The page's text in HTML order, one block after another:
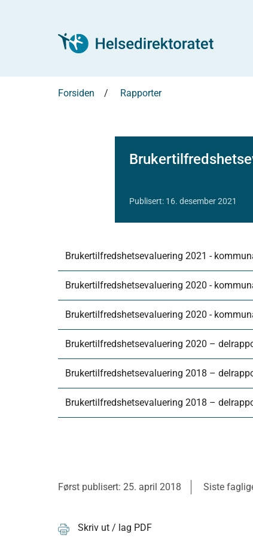
Forsiden Rapporter
Publisert: 16. desember 2021
Brukertilfredshetsevaluering 2021 -
Brukertilfredshetsevaluering 2020 -
Brukertilfredshetsevaluering 2020 -
Brukertilfredshetsevaluering 2020 –
Brukertilfredshetsevaluering 2018 –
Brukertilfredshetsevaluering 2018 –
Først publisert: 25. april 2018 Siste
Skriv ut / lag PDF